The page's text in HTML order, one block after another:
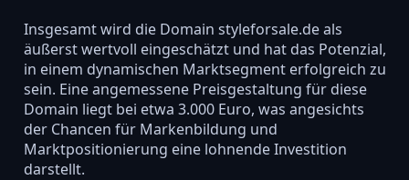
Insgesamt wird die Domain styleforsale.de als
äußerst wertvoll eingeschätzt und hat das Potenzial,
in einem dynamischen Marktsegment erfolgreich zu
sein. Eine angemessene Preisgestaltung für diese
Domain liegt bei etwa 3.000 Euro, was angesichts
der Chancen für Markenbildung und
Marktpositionierung eine lohnende Investition
darstellt.